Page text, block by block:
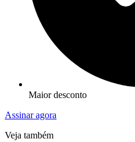
Maior desconto
Assinar agora
Veja também